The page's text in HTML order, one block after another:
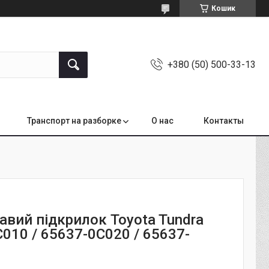
Кошик
+380 (50) 500-33-13
Транспорт на разборке О нас Контакты
підкрилок Toyota Tundra
/ 65637-0C020 / 65637-